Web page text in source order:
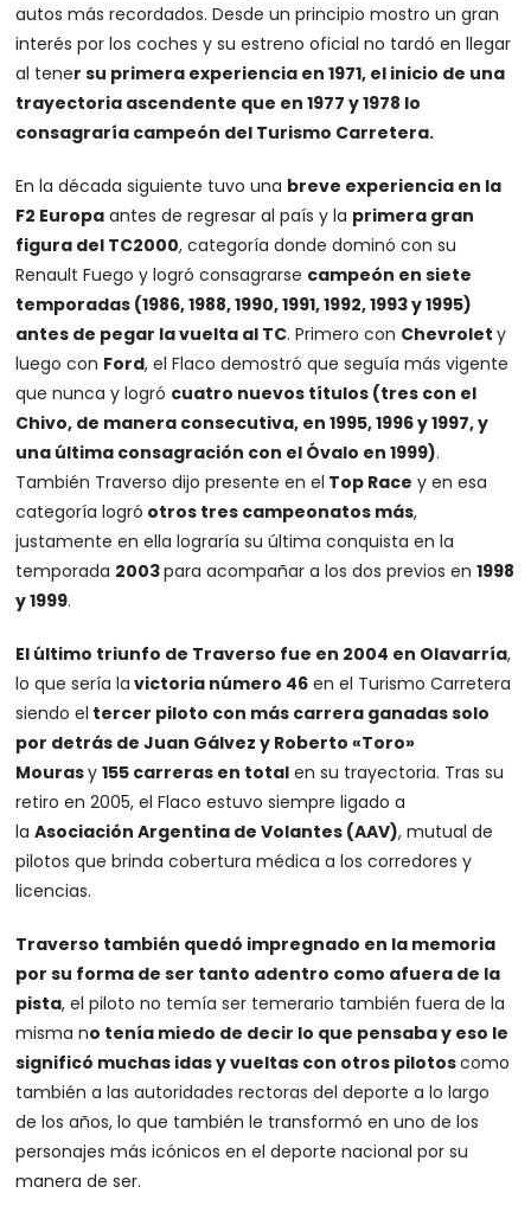
autos más recordados. Desde un principio mostro un gran
interés por los coches y su estreno oficial no tardó en llegar
al tener su primera experiencia en 1971, el inicio de una
trayectoria ascendente que en 1977 y 1978 lo
consagraría campeón del Turismo Carretera.
En la década siguiente tuvo una breve experiencia en la
F2 Europa antes de regresar al país y la primera gran
figura del TC2000, categoría donde dominó con su
Renault Fuego y logró consagrarse campeón en siete
temporadas (1986, 1988, 1990, 1991, 1992, 1993 y 1995)
antes de pegar la vuelta al TC. Primero con Chevrolety
luego con Ford, el Flaco demostró que seguía más vigente
que nunca y logró cuatro nuevos títulos (tres con el
Chivo, de manera consecutiva, en 1995, 1996 y 1997, y
una última consagración con el Óvalo en 1999).
También Traverso dijo presente en el Top Race y en esa
categoría logró otros tres campeonatos más,
justamente en ella lograría su última conquista en la
temporada 2003para acompañar a los dos previos en1998
y 1999.
El último triunfo de Traverso fue en 2004 en Olavarría,
lo que sería la victoria número 46 en el Turismo Carretera
siendo el tercer piloto con más carrera ganadas solo
por detrás de Juan Gálvez y Roberto «Toro»
Mourasy155 carreras en total en su trayectoria. Tras su
retiro en 2005, el Flaco estuvo siempre ligado a
laAsociación Argentina de Volantes (AAV), mutual de
pilotos que brinda cobertura médica a los corredores y
licencias.
Traverso también quedó impregnado en la memoria
por su forma de ser tanto adentro como afuera de la
pista, el piloto no temía ser temerario también fuera de la
misma no tenía miedo de decir lo que pensaba y eso le
significó muchas idas y vueltas con otros pilotoscomo
también a las autoridades rectoras del deporte a lo largo
de los años, lo que también le transformó en uno de los
personajes más icónicos en el deporte nacional por su
manera de ser.